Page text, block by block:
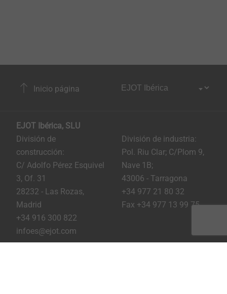
Inicio página
EJOT Ibérica, SLU
División de
construcción:
C/ Adolfo Pérez Esquivel
3, Of. 31
28232 - Las Rozas,
Madrid
+34 916 300 822
infoes@ejot.com
División de industria:
Pol. Riu Clar; C/Plom 9,
Nave 1B;
43006 - Tarragona
+34 977 21 80 32
Fax +34 977 13 99 75